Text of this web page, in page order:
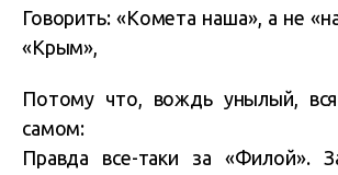
Говорить: «Комета наша», а не
«Крым»,
Потому что, вождь унылый,
самом:
Правда все-таки за «Филой».